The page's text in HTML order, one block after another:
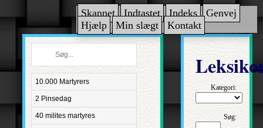
Skannet Indtastet Indeks
Genvej
Hjælp
Min slægt Kontakt
10.000 Martyrers
2 Pinsedag
40 milites martyres
Kategori:
Søg: